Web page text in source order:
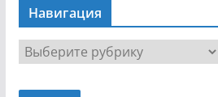
Навигация
Н
а
в